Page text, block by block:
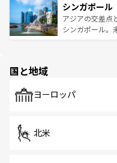
参照してほしい。
激する。気候は
が待っている。
た文化、そして
み、どこを訪れ
ており、効率よ
うな絶景から文
シンガポール
アジアの交差点
シンガポール。
で、ホーカーズ
国と地域
ヨーロッパ
北米